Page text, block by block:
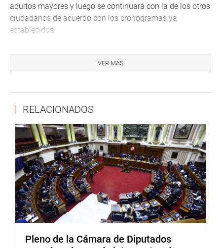
adultos mayores y luego se continuará con la de los otros
ciudadanos de acuerdo con los cronogramas ya
establecidos.
Posteriormente, Pantoja Calvo visitó las instalaciones del
construido en los terrenos del Hospital Regional del
Cusco
Allí se reunió con Yesica Rivera Almeida, decana del
Colegio de Odontólogos del Cusco, así como con la
psicóloga Vanesa Graneros Tairo, decana del Colegio de
Psicólogos del Cusco, quienes manifestaron que el
director del Hospital Regional del Cusco, Jorge Galdós
Tejada, los está conminando a que se retiren de esos
terrenos y que paguen por el tiempo de estadía la suma
de cien dólares por día.
evitar que las pretensiones del director del citado
VER MÁS
RELACIONADOS
Pleno de la Cámara de Diputados